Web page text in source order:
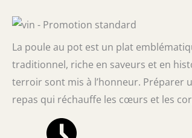
La poule au pot est un plat
traditionnel, riche en saveurs et en
terroir sont mis à l’honneur. Préparer
repas qui réchauffe les cœurs et les